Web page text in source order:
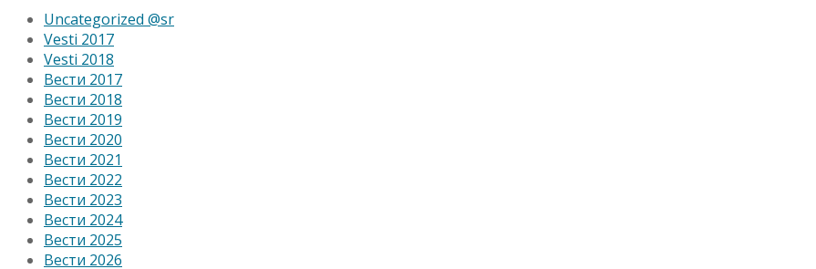
Uncategorized @sr
Vesti 2017
Vesti 2018
Вести 2017
Вести 2018
Вести 2019
Вести 2020
Вести 2021
Вести 2022
Вести 2023
Вести 2024
Вести 2025
Вести 2026